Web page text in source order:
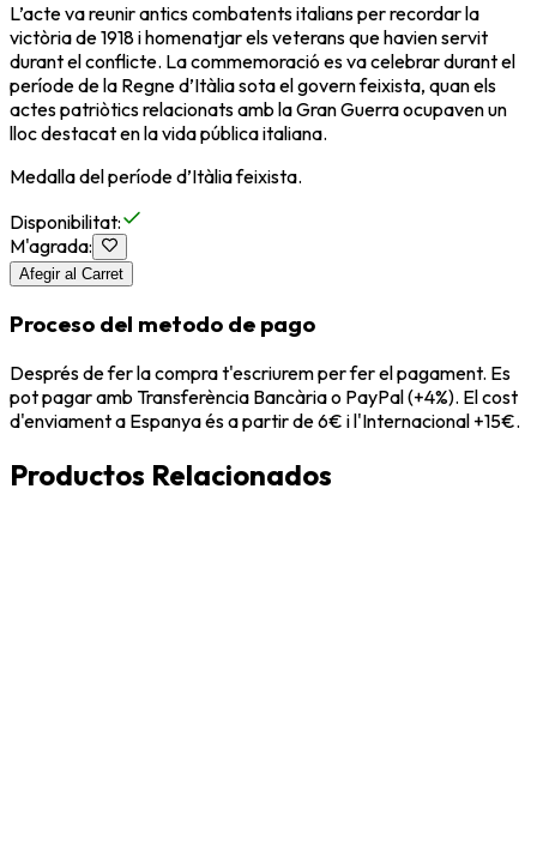
L’acte va reunir antics combatents italians per recordar la
victòria de 1918 i homenatjar els veterans que havien servit
durant el conflicte. La commemoració es va celebrar durant el
període de la Regne d’Itàliasota el govern feixista, quan els
actes patriòtics relacionats amb la Gran Guerra ocupaven un
lloc destacat en la vida pública italiana.
Medalla del període d’Itàlia feixista.
Disponibilitat:
M'agrada:
Afegir al Carret
Proceso del metodo de pago
Després de fer la compra t'escriurem per fer el pagament. Es
pot pagar amb Transferència Bancària o PayPal (+4%). El cost
d'enviament a Espanya és a partir de 6€ i l'Internacional +15€.
Productos Relacionados